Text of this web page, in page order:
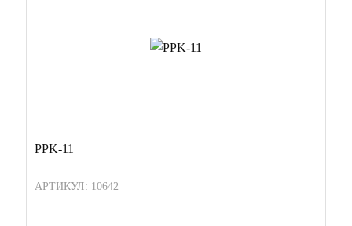
PPK-11
АРТИКУЛ: 10642